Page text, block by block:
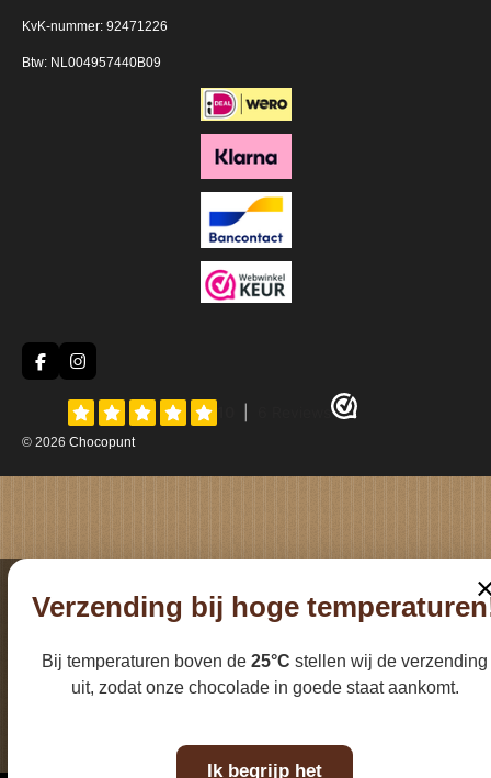
KvK-nummer: 92471226
Btw: NL004957440B09
F
a
b
o
I
n
s
t
a
g
© 2026 Chocopunt
Verzending bij hoge
Bij temperaturen boven de 25°C stellen wij de verzending
uit, zodat onze chocolade in goede staat aankomt.
Ik begrijp het